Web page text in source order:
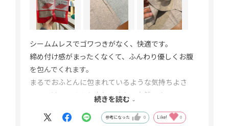
シームムレスでゴワつきがなく、快適です。
締め付け感がまったくなくて、ふんわり優しくお腹
を包んでくれます。
まるでおふとんに包まれているような気持ちよさ
で、つけているのを忘れるくらい自然です。
冷え対策にぴったりで、これはリピートしたいと思
続きを読む
参考になった 0 Like! 0